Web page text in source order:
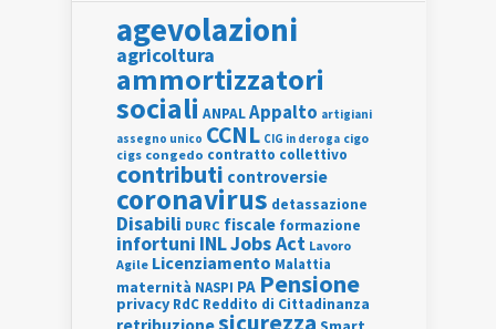
agevolazioni
agricoltura
ammortizzatori
sociali ANPALAppalto artigiani
assegno unico CCNL CIG in deroga cigo
cigs congedo contratto collettivo
contributi controversie
coronavirus detassazione
Disabili DURC fiscale formazione
infortuni INLJobs Act Lavoro
Agile Licenziamento Malattia
maternità NASPI PA Pensione
privacy RdC Reddito di Cittadinanza
sicurezza